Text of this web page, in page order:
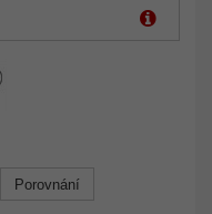
Porovnání